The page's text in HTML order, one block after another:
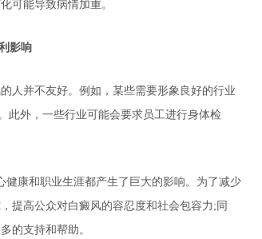
可能导致病情加重。
影响
并不友好。例如，某些需要形象良好的行业
此外，一些行业可能会要求员工进行身体检
健康和职业生涯都产生了巨大的影响。为了减少
提高公众对白癜风的容忍度和社会包容力;同
的支持和帮助。